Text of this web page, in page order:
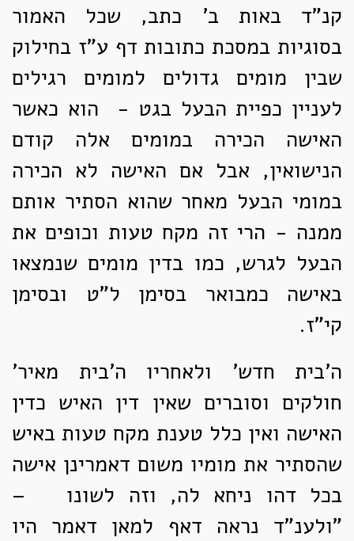
קנ"ד באות ב' כתב, שכל האמור
בסוגיות במסכת כתובות דף ע"ז בחילוק
שבין מומים גדולים למומים רגילים
לעניין כפיית הבעל בגט - הוא כאשר
האישה הכירה במומים אלה קודם
הנישואין, אבל אם האישה לא הכירה
במומי הבעל מאחר שהוא הסתיר אותם
ממנה - הרי זה מקח טעות וכופים את
הבעל לגרש, כמו בדין מומים שנמצאו
באישה כמבואר בסימן ל"ט ובסימן
קי"ז.
ה'בית חדש' ולאחריו ה'בית מאיר'
חולקים וסוברים שאין דין האיש כדין
האישה ואין כלל טענת מקח טעות באיש
שהסתיר את מומיו משום דאמרינן אישה
בכל דהו ניחא לה, וזה לשונו –
"ולענ"ד נראה דאף למאן דאמר היו